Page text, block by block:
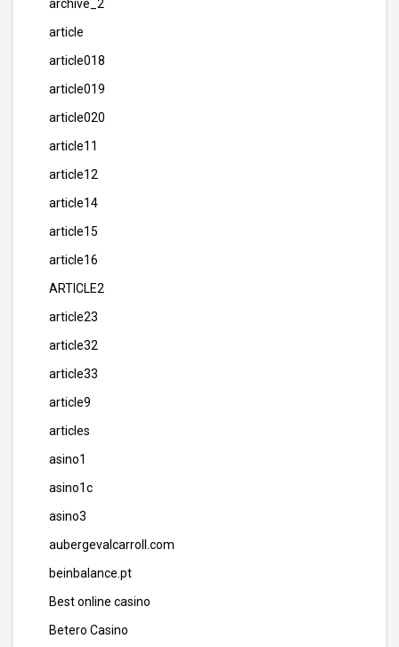
archive_2
article
article018
article019
article020
article11
article12
article14
article15
article16
ARTICLE2
article23
article32
article33
article9
articles
asino1
asino1c
asino3
aubergevalcarroll.com
beinbalance.pt
Best online casino
Betero Casino